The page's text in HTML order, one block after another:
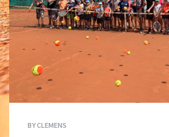
BYCLEMENS